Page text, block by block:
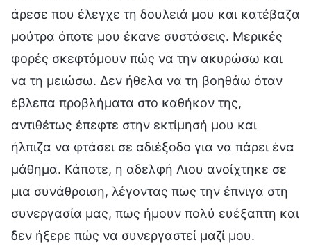
άρεσε που έλεγχε τη δουλειά μου και κατέβαζα
μούτρα όποτε μου έκανε συστάσεις. Μερικές
φορές σκεφτόμουν πώς να την ακυρώσω και
να τη μειώσω. Δεν ήθελα να τη βοηθάω όταν
έβλεπα προβλήματα στο καθήκον της,
αντιθέτως έπεφτε στην εκτίμησή μου και
ήλπιζα να φτάσει σε αδιέξοδο για να πάρει ένα
μάθημα. Κάποτε, η αδελφή Λιου ανοίχτηκε σε
μια συνάθροιση, λέγοντας πως την έπνιγα στη
συνεργασία μας, πως ήμουν πολύ ευέξαπτη και
δεν ήξερε πώς να συνεργαστεί μαζί μου.